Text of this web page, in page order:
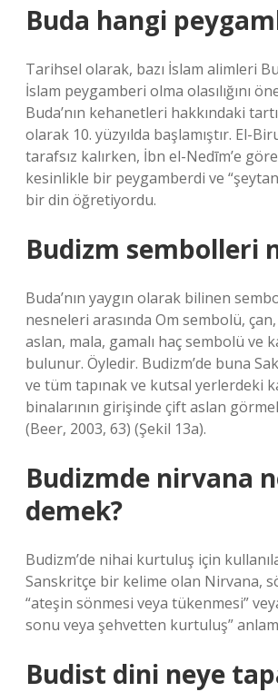
Buda hangi
Tarihsel olarak, bazı İslam alimleri
İslam peygamberi olma olasılığını
Buda’nın kehanetleri hakkındaki
olarak 10. yüzyılda başlamıştır. El-
tarafsız kalırken, İbn el-Nedīm’e
kesinlikle bir peygamberdi ve
bir din öğretiyordu.
Budizm sembolleri
Buda’nın yaygın olarak bilinen
nesneleri arasında Om sembolü,
aslan, mala, gamalı haç sembolü ve
bulunur. Öyledir. Budizm’de buna
ve tüm tapınak ve kutsal yerlerdeki
binalarının girişinde çift aslan
(Beer, 2003, 63) (Şekil 13a).
Budizmde nirvana
demek?
Budizm’de nihai kurtuluş için
Sanskritçe bir kelime olan Nirvana,
“ateşin sönmesi veya tükenmesi”
sonu veya şehvetten kurtuluş”
Budist dini neye